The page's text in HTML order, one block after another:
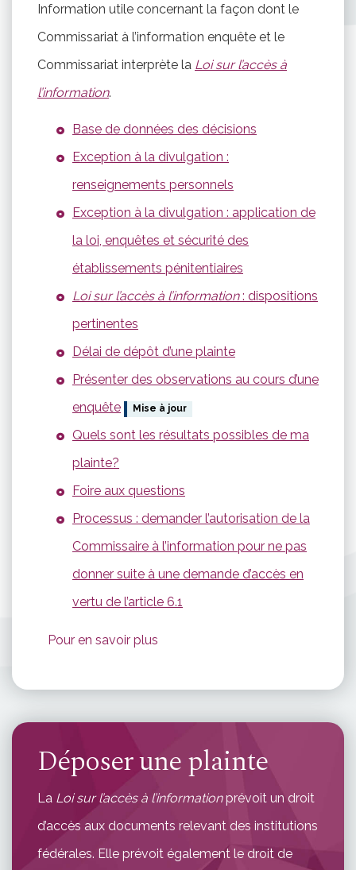
Information utile concernant la façon dont le
Commissariat à l’information enquête et le
Commissariat interprète la Loi sur l’accès à
l’information.
Base de données des décisions
Exception à la divulgation :
renseignements personnels
Exception à la divulgation : application de
la loi, enquêtes et sécurité des
établissements pénitentiaires
Loi sur l’accès à l’information: dispositions
pertinentes
Délai de dépôt d’une plainte
Présenter des observations au cours d’une
enquête
Mise à jour
Quels sont les résultats possibles de ma
plainte?
Foire aux questions
Processus : demander l’autorisation de la
Commissaire à l’information pour ne pas
donner suite à une demande d’accès en
vertu de l’article 6.1
Pour en savoir plus
Déposer une plainte
La Loi sur l’accès à l’informationprévoit un droit
d’accès aux documents relevant des institutions
fédérales. Elle prévoit également le droit de